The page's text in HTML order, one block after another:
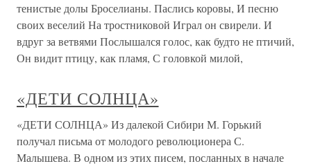
тенистые долы Броселианы. Паслись коровы, И песню
своих веселий На тростниковой Играл он свирели. И
вдруг за ветвями Послышался голос, как будто не птичий,
Он видит птицу, как пламя, С головкой милой,
«ДЕТИ СОЛНЦА»
«ДЕТИ СОЛНЦА» Из далекой Сибири М. Горький
получал письма от молодого революционера С.
Малышева. В одном из этих писем, посланных в начале